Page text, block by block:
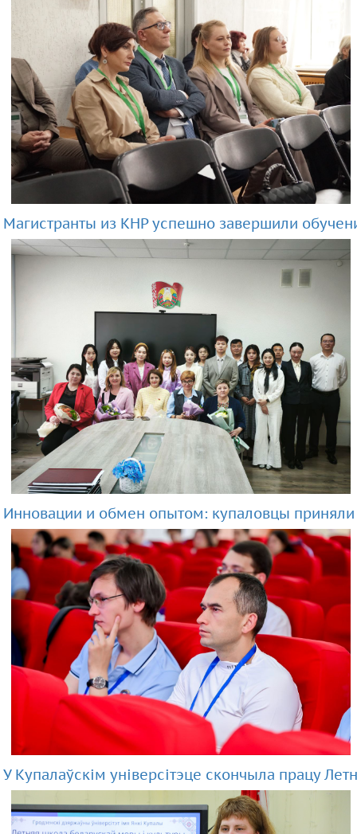
Магистранты из КНР успешно завершили
Инновации и обмен опытом: купаловцы приняли
У Купалаўскім універсітэце скончыла працу